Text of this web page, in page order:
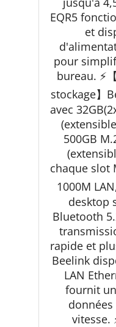
EQR5
et
pour
bureau. ⚡
stockage】
avec
500GB
chaque slot
1000M
desktop
Bluetooth
rapide et
Beelink
LAN
fournit
vitesse.